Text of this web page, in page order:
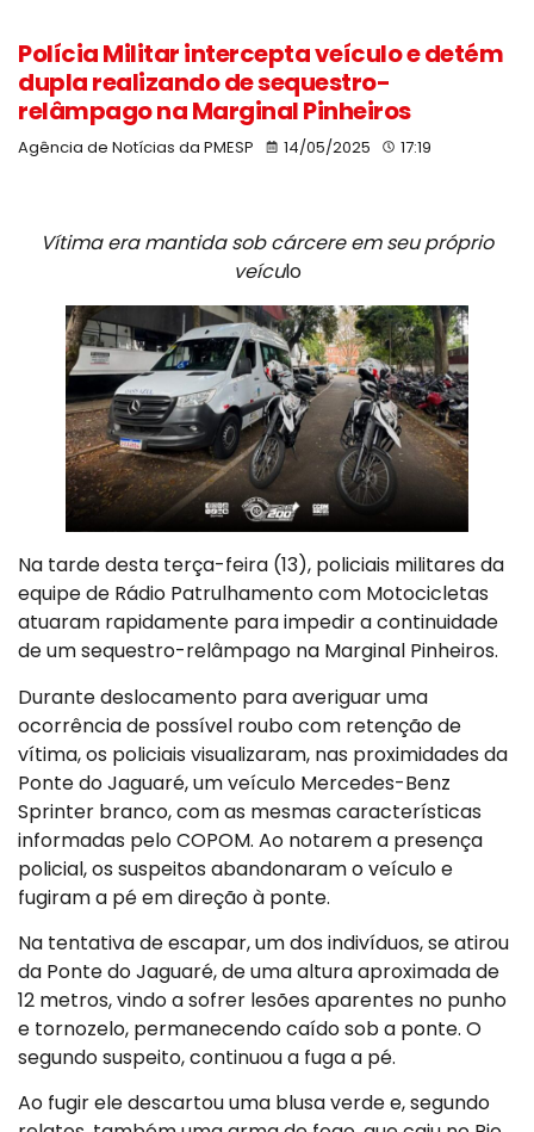
Polícia Militar intercepta veículo e detém
dupla realizando de sequestro-
relâmpago na Marginal Pinheiros
Agência de Notícias da PMESP 14/05/2025 17:19
Vítima era mantida sob cárcere em seu próprio
veículo
Na tarde desta terça-feira (13), policiais militares da
equipe de Rádio Patrulhamento com Motocicletas
atuaram rapidamente para impedir a continuidade
de um sequestro-relâmpago na Marginal Pinheiros.
Durante deslocamento para averiguar uma
ocorrência de possível roubo com retenção de
vítima, os policiais visualizaram, nas proximidades da
Ponte do Jaguaré, um veículo Mercedes-Benz
Sprinter branco, com as mesmas características
informadas pelo COPOM. Ao notarem a presença
policial, os suspeitos abandonaram o veículo e
fugiram a pé em direção à ponte.
Na tentativa de escapar, um dos indivíduos, se atirou
da Ponte do Jaguaré, de uma altura aproximada de
12 metros, vindo a sofrer lesões aparentes no punho
e tornozelo, permanecendo caído sob a ponte. O
segundo suspeito, continuou a fuga a pé.
Ao fugir ele descartou uma blusa verde e, segundo